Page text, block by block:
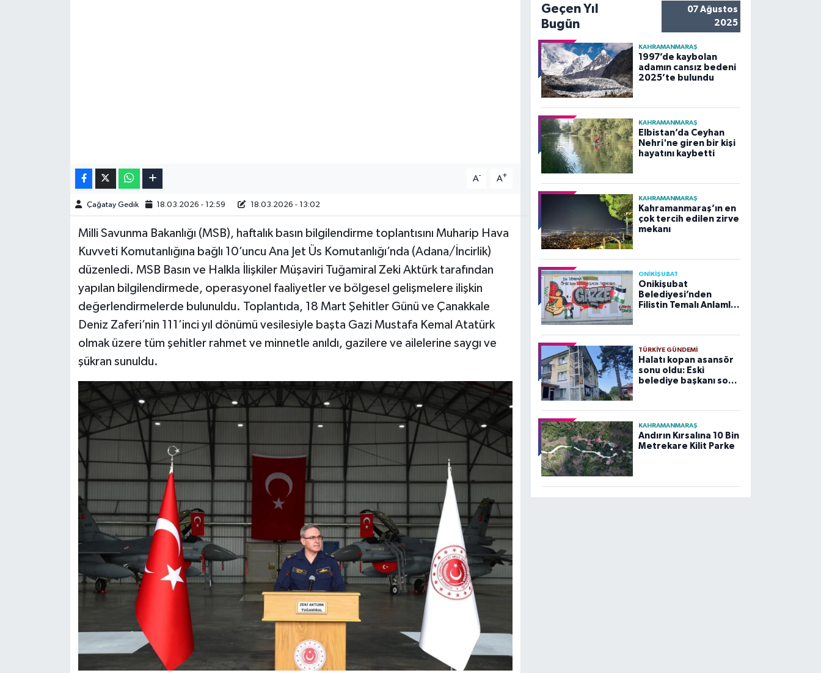
A- A+
Çağatay Gedik 18.03.2026 - 12:59 18.03.2026 - 13:02
Milli Savunma Bakanlığı (MSB), haftalık basın bilgilendirme toplantısını Muharip Hava
Kuvveti Komutanlığına bağlı 10’uncu Ana Jet Üs Komutanlığı’nda (Adana/İncirlik)
düzenledi. MSB Basın ve Halkla İlişkiler Müşaviri Tuğamiral Zeki Aktürk tarafından
yapılan bilgilendirmede, operasyonel faaliyetler ve bölgesel gelişmelere ilişkin
değerlendirmelerde bulunuldu. Toplantıda, 18 Mart Şehitler Günü ve Çanakkale
Deniz Zaferi’nin 111’inci yıl dönümü vesilesiyle başta Gazi Mustafa Kemal Atatürk
olmak üzere tüm şehitler rahmet ve minnetle anıldı, gazilere ve ailelerine saygı ve
şükran sunuldu.
Geçen Yıl
Bugün
07 Ağustos
2025
KAHRAMANMARAŞ
1997’de kaybolan
adamın cansız bedeni
2025’te bulundu
KAHRAMANMARAŞ
Elbistan’da Ceyhan
Nehri'ne giren bir kişi
hayatını kaybetti
KAHRAMANMARAŞ
Kahramanmaraş’ın en
çok tercih edilen zirve
mekanı
ONİKİŞUBAT
Onikişubat
Belediyesi’nden
Filistin Temalı Anlamlı
TÜRKIYE GÜNDEMI
Halatı kopan asansör
sonu oldu: Eski
belediye başkanı son
KAHRAMANMARAŞ
Andırın Kırsalına 10 Bin
Metrekare Kilit Parke